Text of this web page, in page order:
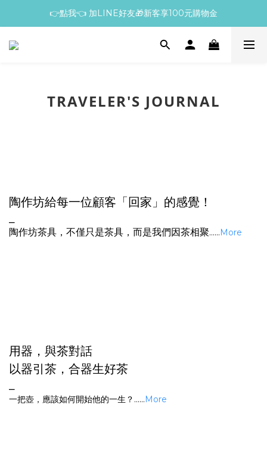
👉點我👈 加LINE好友🎁新客享100元購物金
TRAVELER'S JOURNAL
陶作坊給每一位顧客「回家」的感覺！
陶作坊茶具，不僅只是茶具，而是我們因茶相聚......More
用器，與茶對話
以器引茶，合器生好茶
一把壺，應該如何開始他的一生？......More